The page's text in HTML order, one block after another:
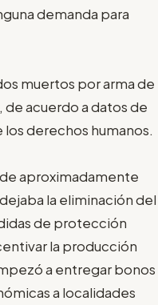
demanda para
muertos por arma de
acuerdo a datos de
derechos humanos.
aproximadamente
la eliminación del
de protección
la producción
a entregar bonos
a localidades